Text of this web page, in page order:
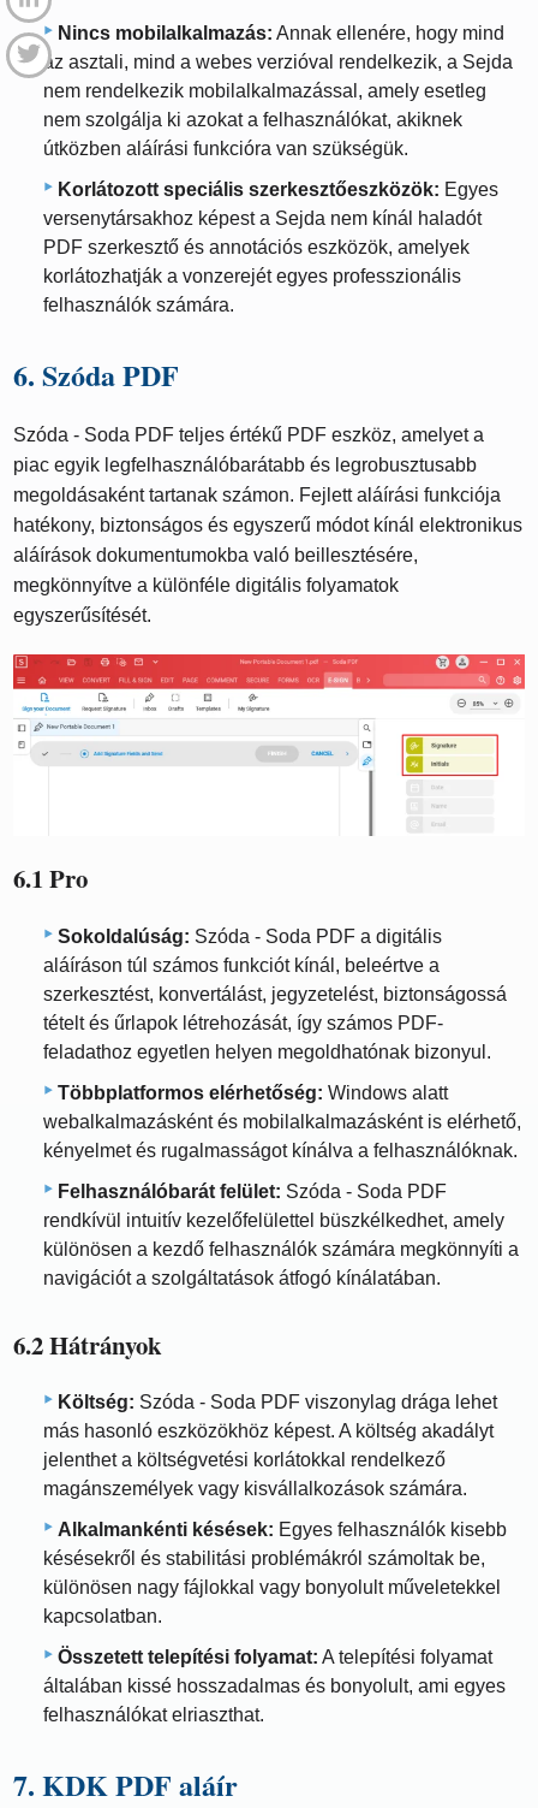
Nincs mobilalkalmazás: Annak ellenére, hogy mind
az asztali, mind a webes verzióval rendelkezik, a Sejda
nem rendelkezik mobilalkalmazással, amely esetleg
nem szolgálja ki azokat a felhasználókat, akiknek
útközben aláírási funkcióra van szükségük.
Korlátozott speciális szerkesztőeszközök: Egyes
versenytársakhoz képest a Sejda nem kínál haladót
PDF szerkesztő és annotációs eszközök, amelyek
korlátozhatják a vonzerejét egyes professzionális
felhasználók számára.
6. Szóda PDF
Szóda - Soda PDF teljes értékű PDF eszköz, amelyet a
piac egyik legfelhasználóbarátabb és legrobusztusabb
megoldásaként tartanak számon. Fejlett aláírási funkciója
hatékony, biztonságos és egyszerű módot kínál elektronikus
aláírások dokumentumokba való beillesztésére,
megkönnyítve a különféle digitális folyamatok
egyszerűsítését.
6.1 Pro
Sokoldalúság: Szóda - Soda PDF a digitális
aláíráson túl számos funkciót kínál, beleértve a
szerkesztést, konvertálást, jegyzetelést, biztonságossá
tételt és űrlapok létrehozását, így számos PDF-
feladathoz egyetlen helyen megoldhatónak bizonyul.
Többplatformos elérhetőség: Windows alatt
webalkalmazásként és mobilalkalmazásként is elérhető,
kényelmet és rugalmasságot kínálva a felhasználóknak.
Felhasználóbarát felület: Szóda - Soda PDF
rendkívül intuitív kezelőfelülettel büszkélkedhet, amely
különösen a kezdő felhasználók számára megkönnyíti a
navigációt a szolgáltatások átfogó kínálatában.
6.2 Hátrányok
Költség: Szóda - Soda PDF viszonylag drága lehet
más hasonló eszközökhöz képest. A költség akadályt
jelenthet a költségvetési korlátokkal rendelkező
magánszemélyek vagy kisvállalkozások számára.
Alkalmankénti késések: Egyes felhasználók kisebb
késésekről és stabilitási problémákról számoltak be,
különösen nagy fájlokkal vagy bonyolult műveletekkel
kapcsolatban.
Összetett telepítési folyamat: A telepítési folyamat
általában kissé hosszadalmas és bonyolult, ami egyes
felhasználókat elriaszthat.
7. KDK PDF aláír